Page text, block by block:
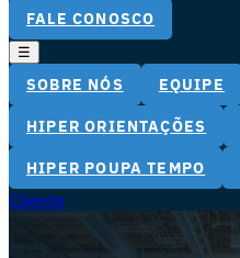
FALE CONOSCO
☰
SOBRE NÓS EQUIPE
HIPER ORIENTAÇÕES
HIPER POUPA TEMPO
Cliente